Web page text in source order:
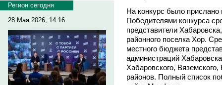
Регион сегодня
28 Мая 2026, 14:16
На конкурс было прислано
Победителями конкурса
представители
районного поселка Хор.
местного бюджета
администраций
Хабаровского,
районов. Полный список